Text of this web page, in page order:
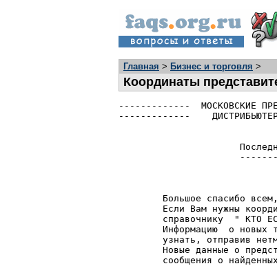
Главная > Бизнес и торговля >
Координаты
-------------  МОСКОВСКИЕ
-------------
Большое спасибо
Если Вам нужны
справочнику  " КТО
Информацию  о новых
узнать, отправив
Новые данные о
сообщения о